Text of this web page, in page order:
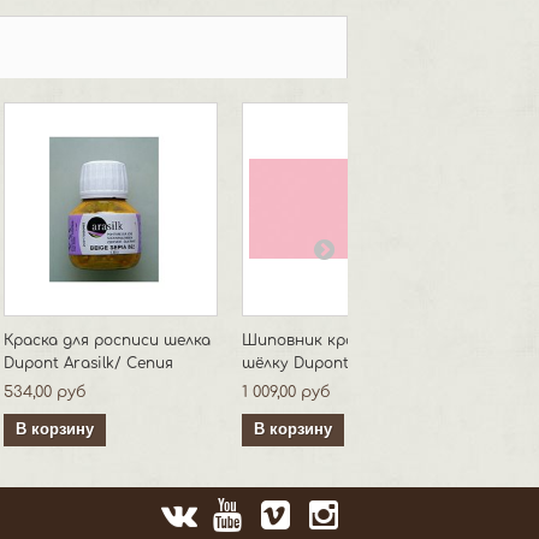
Краска для росписи шелка
Dupont Arasilk/ Сепия
534,00 руб
В корзину
Шиповник краситель по
шёлку Dupont Classique
1 009,00 руб
В корзину